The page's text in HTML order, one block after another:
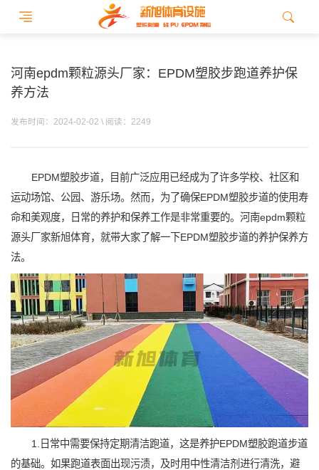
河南epdm颗粒源头厂家：EPDM塑胶步跑道养护保
养方法
发布时间：2024-02-02 \ 阅读：2249
EPDM塑胶步道，目前广泛应用已经成为了许多学校、社区和
运动场馆、公园、游乐场。然而，为了确保EPDM塑胶步道的使用寿
命和美观度，日常的养护和保养工作是非常重要的。河南epdm颗粒
源头厂家新旭体育，就带大家了解一下EPDM塑胶步道的养护保养方
法。
1.日常中需要保持定期清洁跑道，这是养护EPDM塑胶跑道步道
的基础。如果跑道表面出现污渍，及时用中性清洁剂进行清洗，避